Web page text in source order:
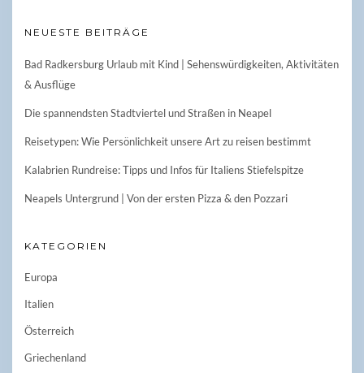
NEUESTE BEITRÄGE
Bad Radkersburg Urlaub mit Kind | Sehenswürdigkeiten, Aktivitäten
& Ausflüge
Die spannendsten Stadtviertel und Straßen in Neapel
Reisetypen: Wie Persönlichkeit unsere Art zu reisen bestimmt
Kalabrien Rundreise: Tipps und Infos für Italiens Stiefelspitze
Neapels Untergrund | Von der ersten Pizza & den Pozzari
KATEGORIEN
Europa
Italien
Österreich
Griechenland